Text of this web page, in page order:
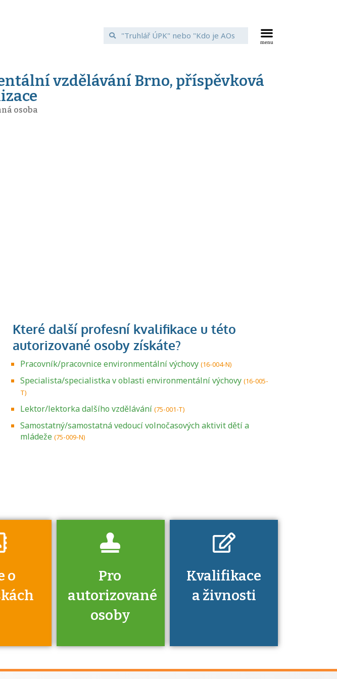
vzdělávání Brno, příspěvková
osoba
Pracovník/pracovnice environmentální výchovy (16-004-N)
Specialista/specialistka v oblasti environmentální výchovy (16-005-
T)
Lektor/lektorka dalšího vzdělávání (75-001-T)
Samostatný/samostatná vedoucí volnočasových aktivit dětí a
mládeže (75-009-N)
o
jak se
Pro
autorizované
osoby
Kvalifikace
a živnosti
podmínkou k